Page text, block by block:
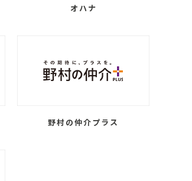
オハナ
野村の仲介プラス